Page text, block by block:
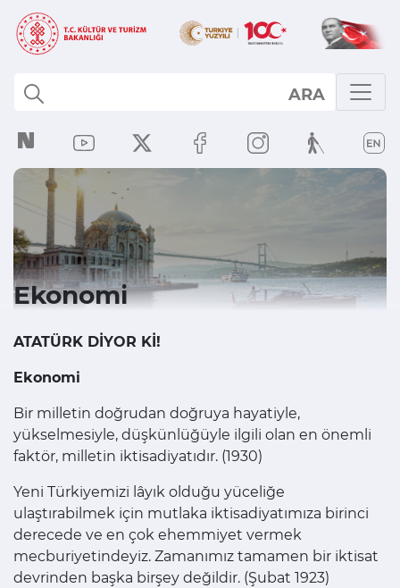
ARA
Ekonomi
ATATÜRK DİYOR Kİ!
Ekonomi
Bir milletin doğrudan doğruya hayatiyle,
yükselmesiyle, düşkünlüğüyle ilgili olan en önemli
faktör, milletin iktisadiyatıdır. (1930)
Yeni Türkiyemizi lâyık olduğu yüceliğe
ulaştırabilmek için mutlaka iktisadiyatımıza birinci
derecede ve en çok ehemmiyet vermek
mecburiyetindeyiz. Zamanımız tamamen bir iktisat
devrinden başka birşey değildir. (Şubat 1923)